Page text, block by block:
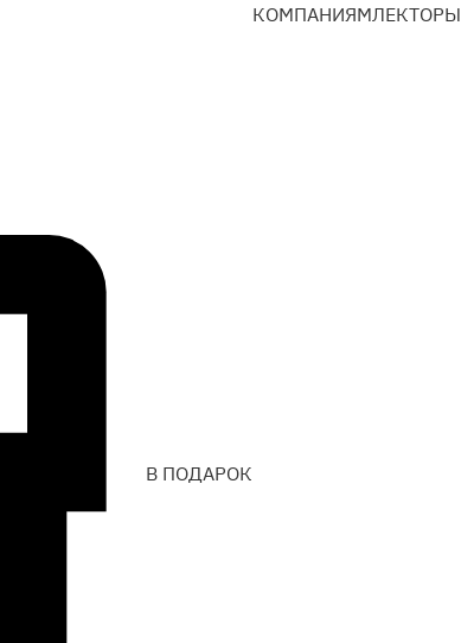
В ПОДАРОК
КОМПАНИЯМЛЕКТОРЫ